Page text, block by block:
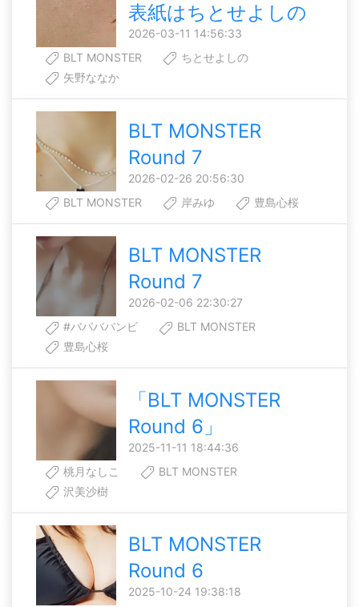
表紙はちとせよしの
2026-03-11 14:56:33
BLT MONSTER
ちとせよしの
矢野ななか
BLT MONSTER
Round 7
2026-02-26 20:56:30
BLT MONSTER
岸みゆ 豊島心桜
BLT MONSTER
Round 7
2026-02-06 22:30:27
#ババババンビ
BLT MONSTER
豊島心桜
「BLT MONSTER
Round 6」
2025-11-11 18:44:36
桃月なしこ
BLT MONSTER
沢美沙樹
BLT MONSTER
Round 6
2025-10-24 19:38:18